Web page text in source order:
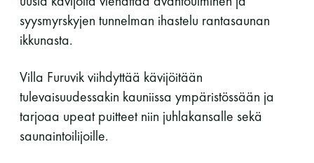
syysmyrskyjen tunnelman ihastelu rantasaunan
ikkunasta.
Villa Furuvik viihdyttää kävijöitään
tulevaisuudessakin kauniissa ympäristössään ja
tarjoaa upeat puitteet niin juhlakansalle sekä
saunaintoilijoille.